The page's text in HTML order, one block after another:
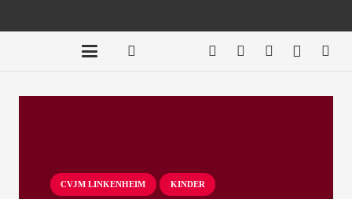
CVJM LINKENHEIM KINDER